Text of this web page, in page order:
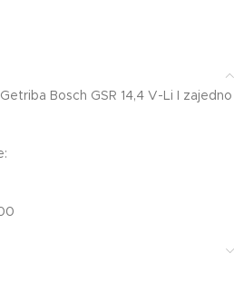
Bosch GSR 14,4 V-Li I zajedno